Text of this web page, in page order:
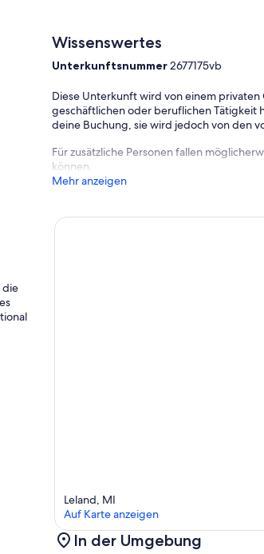
Wissenswertes
Unterkunftsnummer2677175vb
Diese Unterkunft wird von einem
geschäftlichen oder beruflichen Tätigkeit
deine Buchung, sie wird jedoch von den
Für zusätzliche Personen fallen
können.
Mehr anzeigen
die
Leland, MI
Auf Karte anzeigen
In der Umgebung